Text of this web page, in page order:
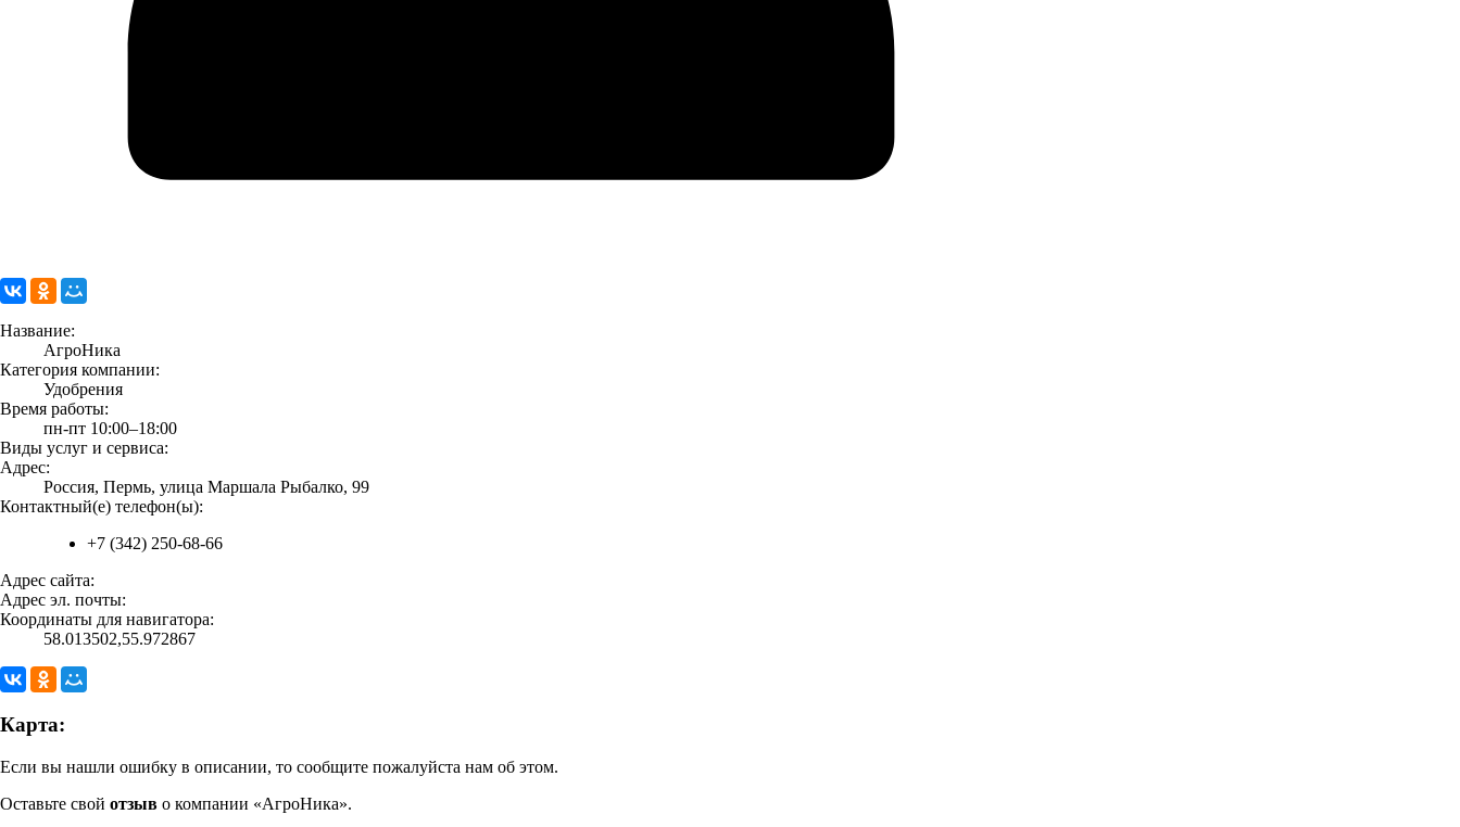
Название:
АгроНика
Категория компании:
Удобрения
Время работы:
пн-пт 10:00–18:00
Виды услуг и сервиса:
Адрес:
Россия, Пермь, улица Маршала Рыбалко, 99
Контактный(е) телефон(ы):
+7 (342) 250-68-66
Адрес сайта:
Адрес эл. почты:
Координаты для навигатора:
58.013502,55.972867
Карта:
Если вы нашли ошибку в описании, то сообщите пожалуйста нам об этом.
Оставьте свой отзыв о компании «АгроНика».